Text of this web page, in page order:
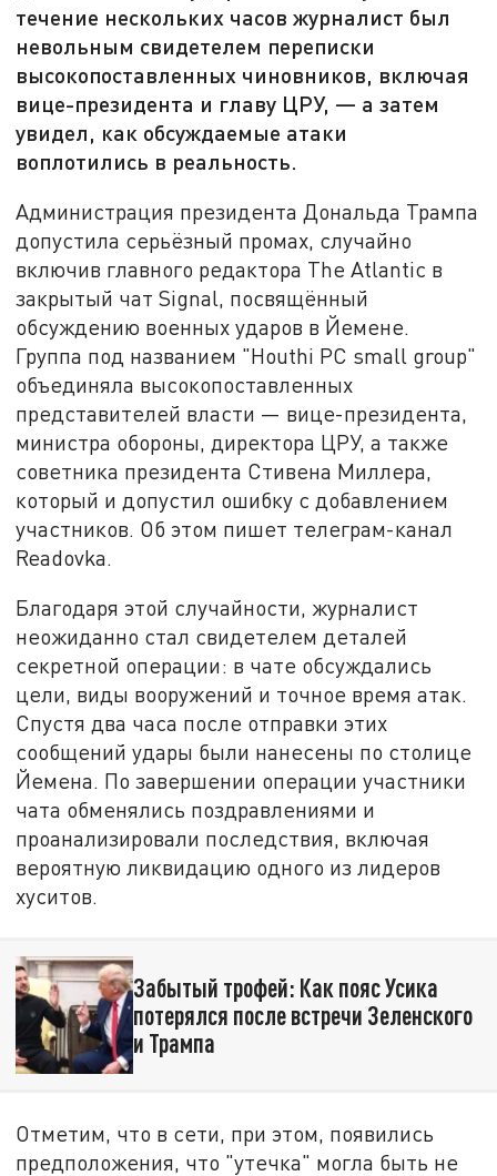
течение нескольких часов журналист был
невольным свидетелем переписки
высокопоставленных чиновников, включая
вице-президента и главу ЦРУ, — а затем
увидел, как обсуждаемые атаки
воплотились в реальность.
Администрация президента Дональда Трампа
допустила серьёзный промах, случайно
включив главного редактора The Atlantic в
закрытый чат Signal, посвящённый
обсуждению военных ударов в Йемене.
Группа под названием "Houthi PC small group"
объединяла высокопоставленных
представителей власти — вице-президента,
министра обороны, директора ЦРУ, а также
советника президента Стивена Миллера,
который и допустил ошибку с добавлением
участников. Об этом пишет телеграм-канал
Readovka.
Благодаря этой случайности, журналист
неожиданно стал свидетелем деталей
секретной операции: в чате обсуждались
цели, виды вооружений и точное время атак.
Спустя два часа после отправки этих
сообщений удары были нанесены по столице
Йемена. По завершении операции участники
чата обменялись поздравлениями и
проанализировали последствия, включая
вероятную ликвидацию одного из лидеров
хуситов.
Забытый трофей: Как пояс Усика
потерялся после встречи Зеленского
и Трампа
Отметим, что в сети, при этом, появились
предположения, что "утечка" могла быть не